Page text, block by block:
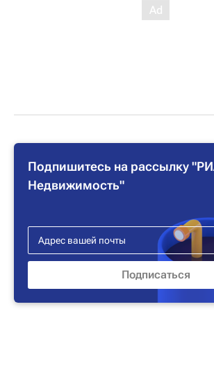
Подпишитесь на рассылку
Недвижимость"